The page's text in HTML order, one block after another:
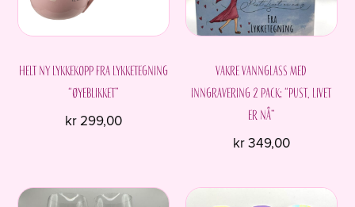
Helt ny Lykkekopp fra Lykketegning
“Øyeblikket”
kr 299,00
Vakre vannglass med
inngravering 2 pack; “Pust, livet
er nå”
kr349,00